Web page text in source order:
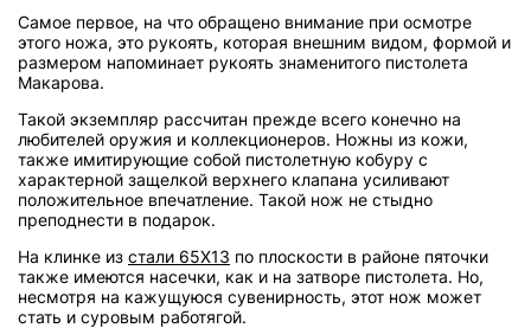
Самое первое, на что обращено внимание при осмотре
этого ножа, это рукоять, которая внешним видом, формой и
размером напоминает рукоять знаменитого пистолета
Макарова.
Такой экземпляр рассчитан прежде всего конечно на
любителей оружия и коллекционеров. Ножны из кожи,
также имитирующие собой пистолетную кобуру с
характерной защелкой верхнего клапана усиливают
положительное впечатление. Такой нож не стыдно
преподнести в подарок.
На клинке из стали 65Х13 по плоскости в районе пяточки
также имеются насечки, как и на затворе пистолета. Но,
несмотря на кажущуюся сувенирность, этот нож может
стать и суровым работягой.